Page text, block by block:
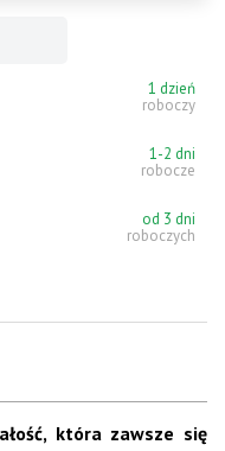
1 dzień
roboczy
1-2 dni
robocze
od 3 dni
roboczych
która zawsze się